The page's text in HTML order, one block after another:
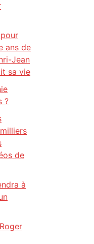
ans de
Jean
sa vie
?
de
à